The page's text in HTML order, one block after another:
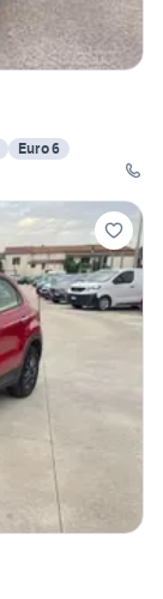
Euro 6